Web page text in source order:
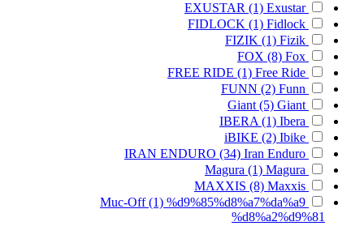
EXUSTAR (1) Exustar
FIDLOCK (1) Fidlock
FIZIK (1) Fizik
FOX (8) Fox
FREE RIDE (1) Free Ride
FUNN (2) Funn
Giant (5) Giant
IBERA (1) Ibera
iBIKE (2) Ibike
IRAN ENDURO (34) Iran Enduro
Magura (1) Magura
MAXXIS (8) Maxxis
Muc-Off (1) %d9%85%d8%a7%da%a9
%d8%a2%d9%81